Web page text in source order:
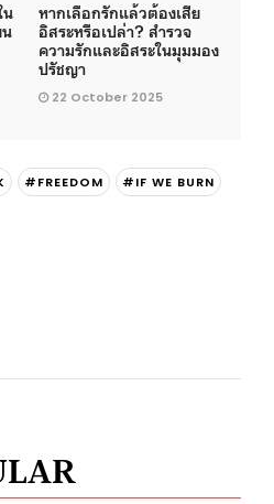
น
หากเลือกรักแล้วต้องเสีย
อิสระหรือเปล่า? สำรวจ
ความรักและอิสระในมุมมอง
ปรัชญา
22 October 2025
#FREEDOM
#IF WE BURN